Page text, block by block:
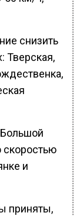
снизить
Тверская,
и
приняты,